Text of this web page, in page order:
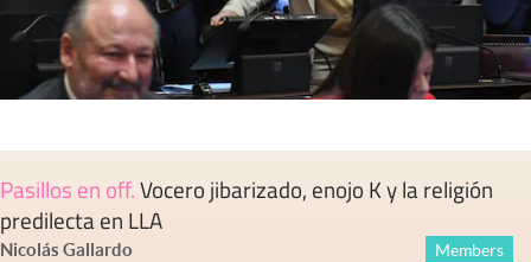
Pasillos en off.Vocero jibarizado, enojo K y la religión
predilecta en LLA
Nicolás Gallardo Members